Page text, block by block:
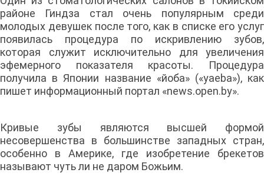
районе Гиндза стал очень популярным среди
молодых девушек после того, как в списке его услуг
появилась процедура по искривлению зубов,
которая служит исключительно для увеличения
эфемерного показателя красоты. Процедура
получила в Японии название «йоба» («yaeba»), как
пишет информационный портал «news.open.by».
Кривые зубы являются высшей формой
несовершенства в большинстве западных стран,
особенно в Америке, где изобретение брекетов
называют чуть ли не даром Божьим.